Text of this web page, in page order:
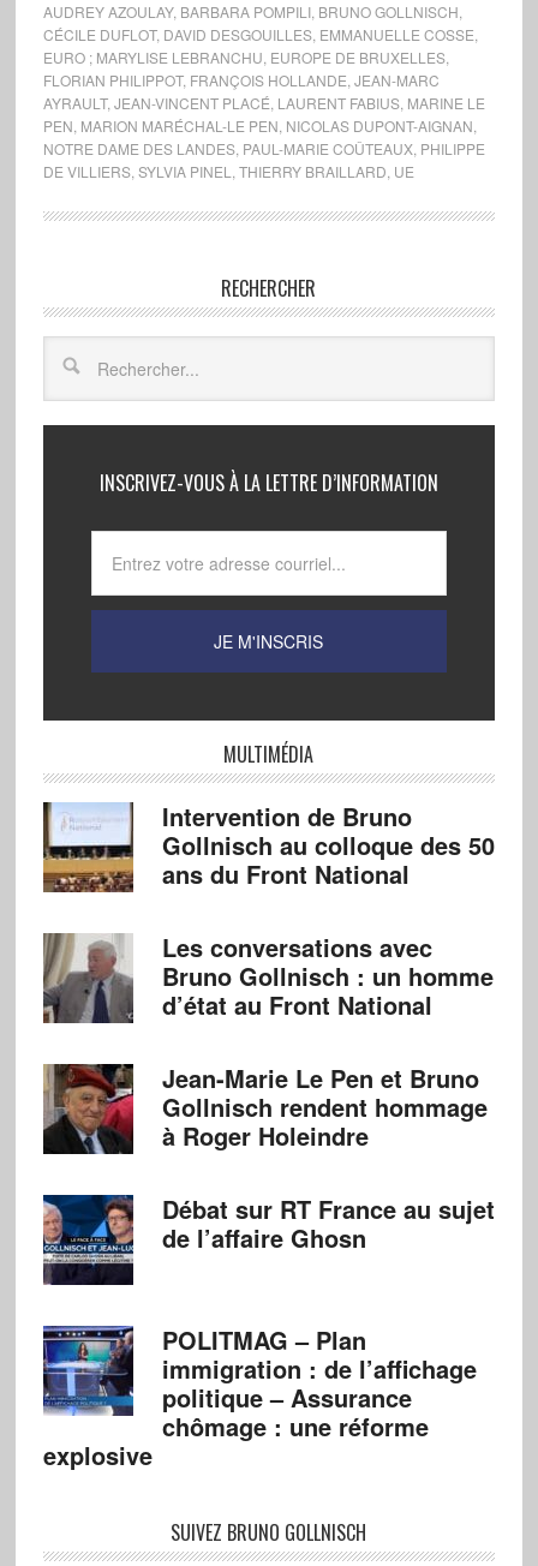
AUDREY AZOULAY, BARBARA POMPILI, BRUNO GOLLNISCH
CÉCILE DUFLOT, DAVID DESGOUILLES, EMMANUELLE COSSE
EURO ; MARYLISE LEBRANCHU EUROPE DE BRUXELLES,
FLORIAN PHILIPPOT, FRANÇOIS HOLLANDE JEAN-MARC
AYRAULT, JEAN-VINCENT PLACÉ LAURENT FABIUS, MARINE LE
PEN MARION MARÉCHAL-LE PEN NICOLAS DUPONT-AIGNAN
NOTRE DAME DES LANDES, PAUL-MARIE COÛTEAUX, PHILIPPE
DE VILLIERS, SYLVIA PINEL THIERRY BRAILLARD UE
RECHERCHER
INSCRIVEZ-VOUS À LA LETTRE D’INFORMATION
MULTIMÉDIA
Intervention de Bruno
Gollnisch au colloque des 50
ans du Front National
Les conversations avec
Bruno Gollnisch : un homme
d’état au Front National
Jean-Marie Le Pen et Bruno
Gollnisch rendent hommage
à Roger Holeindre
Débat sur RT France au sujet
de l’affaire Ghosn
POLITMAG – Plan
immigration : de l’affichage
politique – Assurance
chômage : une réforme
explosive
SUIVEZ BRUNO GOLLNISCH